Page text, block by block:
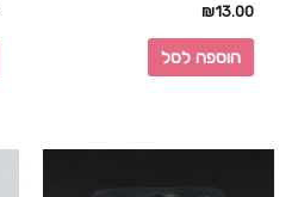
₪13.00
הוספה לסל